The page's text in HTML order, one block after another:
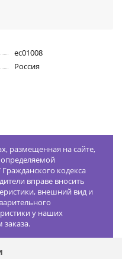
ec01008
Россия
размещенная на сайте,
кодекса
вправе вносить
внешний вид и
у наших